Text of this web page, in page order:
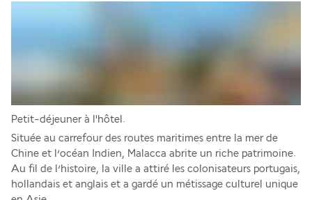
Petit-déjeuner à l'hôtel.
Située au carrefour des routes maritimes entre la mer de
Chine et l’océan Indien, Malacca abrite un riche patrimoine.
Au fil de l’histoire, la ville a attiré les colonisateurs portugais,
hollandais et anglais et a gardé un métissage culturel unique